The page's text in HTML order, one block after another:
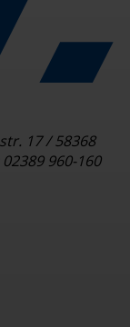
17 / 58368
960-160